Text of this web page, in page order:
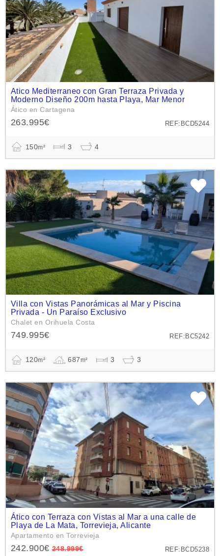
Atico Mediterraneo con Gran Terraza Privada y
Moderno Diseño 200m hasta Playa, Mar Menor
Ático en Cartagena
REF:BCD5244
263.995€
150m² 3 4
Villa con Vistas Panorámicas al Mar y Piscina
Privada - Un Paraíso Exclusivo
Chalet en Orihuela Costa
REF:BC5242
749.995€
120m² 687m² 3 3
Ático con Terraza con Vistas al Mar a una calle de
Playa de La Mata, Torrevieja, Alicante
Apartamento en Torrevieja
REF:BCD5238
242.900€ 248.999€